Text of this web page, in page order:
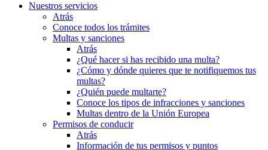
Nuestros servicios
Atrás
Conoce todos los trámites
Multas y sanciones
Atrás
¿Qué hacer si has recibido una multa?
¿Cómo y dónde quieres que te notifiquemos tus
multas?
¿Quién puede multarte?
Conoce los tipos de infracciones y sanciones
Multas dentro de la Unión Europea
Permisos de conducir
Atrás
Información de tus permisos y puntos